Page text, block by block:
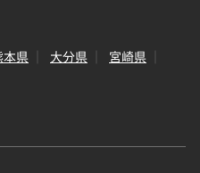
本県 大分県
宮崎県